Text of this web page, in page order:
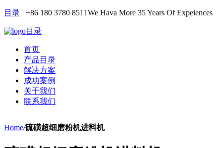
目录 +86 180 3780 8511We Hava More 35 Years Of Expeiences
目录
首页
产品目录
解决方案
成功案例
关于我们
联系我们
Home/硫磺超细磨粉机进料机